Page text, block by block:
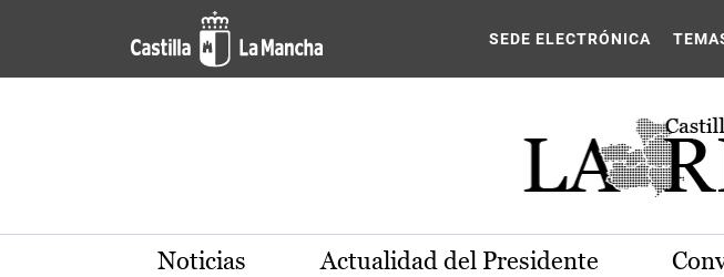
Pasar al contenido principal
Actualidad de la región de Castilla-La
SEDE ELECTRÓNICA
Noticias Actualidad del Presidente